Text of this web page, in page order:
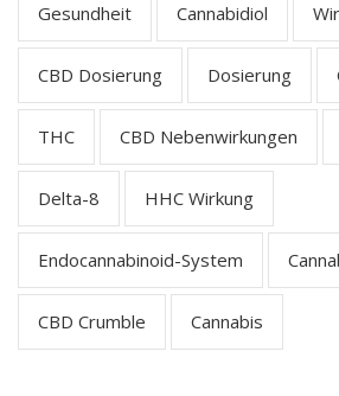
Gesundheit Cannabidiol
CBD Dosierung Dosierung
THC CBD Nebenwirkungen
Delta-8 HHC Wirkung
Endocannabinoid-System
CBD Crumble Cannabis